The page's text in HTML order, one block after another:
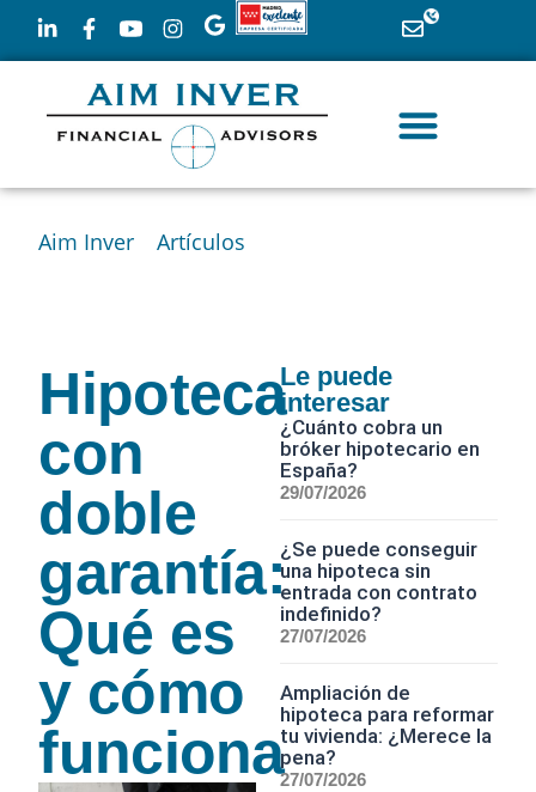
Aim Inver »Artículos
Hipoteca
con
doble
garantía:
Qué es
y cómo
funciona
Le puede
interesar
¿Cuánto cobra un
bróker hipotecario en
España?
29/07/2026
¿Se puede conseguir
una hipoteca sin
entrada con contrato
indefinido?
27/07/2026
Ampliación de
hipoteca para reformar
tu vivienda: ¿Merece la
pena?
27/07/2026